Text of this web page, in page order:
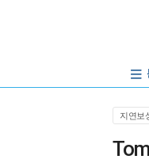
지연보